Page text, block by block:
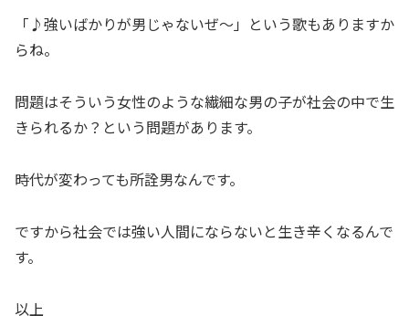
「♪強いばかりが男じゃないぜ～」という歌もありますか
らね。
問題はそういう女性のような繊細な男の子が社会の中で生
きられるか？という問題があります。
時代が変わっても所詮男なんです。
ですから社会では強い人間にならないと生き辛くなるんで
す。
以上